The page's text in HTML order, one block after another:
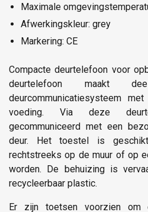
Maximale
Afwerkingskleur: grey
Markering: CE
Compacte deurtelefoon voor
deurtelefoon maakt
deurcommunicatiesysteem
voeding. Via deze
gecommuniceerd met een
deur. Het toestel is
rechtstreeks op de muur of op
worden. De behuizing is
recycleerbaar plastic.
Er zijn toetsen voorzien